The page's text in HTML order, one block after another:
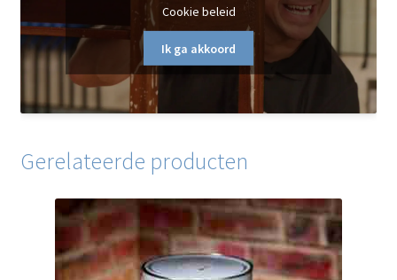
Cookie beleid
Ik ga akkoord
Gerelateerde producten